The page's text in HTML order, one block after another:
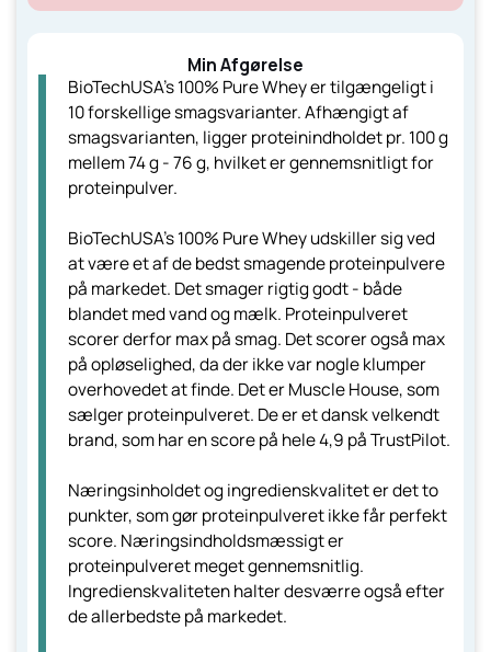
Min Afgørelse
BioTechUSA's 100% Pure Whey er tilgængeligt i
10 forskellige smagsvarianter. Afhængigt af
smagsvarianten, ligger proteinindholdet pr. 100 g
mellem 74 g - 76 g, hvilket er gennemsnitligt for
proteinpulver.
BioTechUSA's 100% Pure Whey udskiller sig ved
at være et af de bedst smagende proteinpulvere
på markedet. Det smager rigtig godt - både
blandet med vand og mælk. Proteinpulveret
scorer derfor max på smag. Det scorer også max
på opløselighed, da der ikke var nogle klumper
overhovedet at finde. Det er Muscle House, som
sælger proteinpulveret. De er et dansk velkendt
brand, som har en score på hele 4,9 på TrustPilot.
Næringsinholdet og ingredienskvalitet er det to
punkter, som gør proteinpulveret ikke får perfekt
score. Næringsindholdsmæssigt er
proteinpulveret meget gennemsnitlig.
Ingredienskvaliteten halter desværre også efter
de allerbedste på markedet.